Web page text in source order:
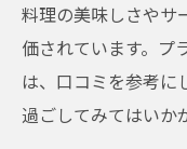
料理の美味しさやサ
価されています。プ
は、口コミを参考に
過ごしてみてはいか